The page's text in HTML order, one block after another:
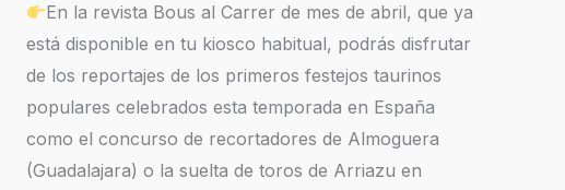
En la revista Bous al Carrer de mes de abril, que ya
está disponible en tu kiosco habitual, podrás disfrutar
de los reportajes de los primeros festejos taurinos
populares celebrados esta temporada en España
como el concurso de recortadores de Almoguera
(Guadalajara) o la suelta de toros de Arriazu en